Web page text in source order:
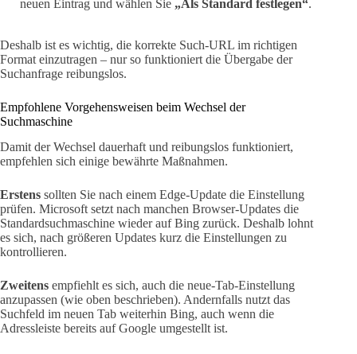
neuen Eintrag und wählen Sie „Als Standard festlegen“.
Deshalb ist es wichtig, die korrekte Such-URL im richtigen
Format einzutragen – nur so funktioniert die Übergabe der
Suchanfrage reibungslos.
Empfohlene Vorgehensweisen beim Wechsel der
Suchmaschine
Damit der Wechsel dauerhaft und reibungslos funktioniert,
empfehlen sich einige bewährte Maßnahmen.
Erstens sollten Sie nach einem Edge-Update die Einstellung
prüfen. Microsoft setzt nach manchen Browser-Updates die
Standardsuchmaschine wieder auf Bing zurück. Deshalb lohnt
es sich, nach größeren Updates kurz die Einstellungen zu
kontrollieren.
Zweitens empfiehlt es sich, auch die neue-Tab-Einstellung
anzupassen (wie oben beschrieben). Andernfalls nutzt das
Suchfeld im neuen Tab weiterhin Bing, auch wenn die
Adressleiste bereits auf Google umgestellt ist.